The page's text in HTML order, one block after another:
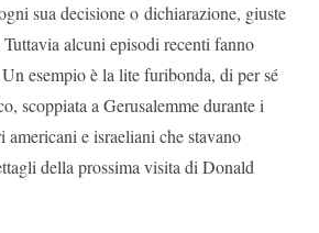
sua decisione o dichiarazione, giuste
alcuni episodi recenti fanno
esempio è la lite furibonda, di per sé
scoppiata a Gerusalemme durante i
e israeliani che stavano
della prossima visita di Donald